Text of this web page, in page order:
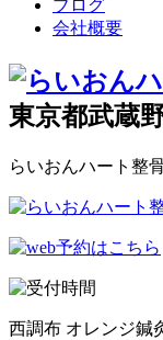
ブログ
会社概要
東京都武蔵
らいおんハート整
西調布 オレンジ鍼